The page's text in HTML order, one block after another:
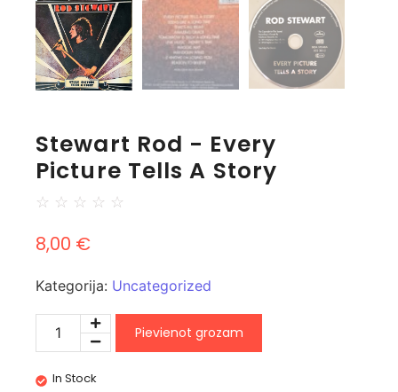
Stewart Rod - Every
Picture Tells A Story
☆ ☆ ☆ ☆ ☆
8,00 €
Kategorija: Uncategorized
Pievienot grozam
In Stock